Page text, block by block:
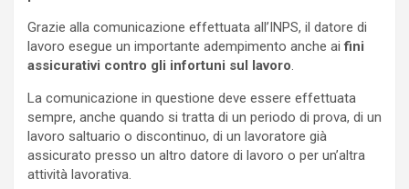
Grazie alla comunicazione effettuata all’INPS, il datore di
lavoro esegue un importante adempimento anche aifini
assicurativi contro gli infortuni sul lavoro
La comunicazione in questione deve essere effettuata
sempre, anche quando si tratta di un periodo di prova, di un
lavoro saltuario o discontinuo, di un lavoratore già
assicurato presso un altro datore di lavoro o per un’altra
attività lavorativa.